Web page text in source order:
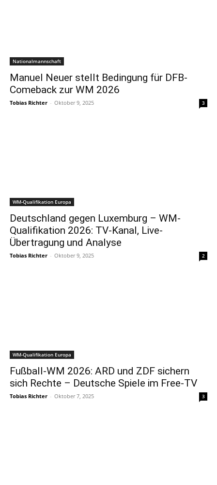
Nationalmannschaft
Manuel Neuer stellt Bedingung für DFB-
Comeback zur WM 2026
Tobias Richter - Oktober 9, 2025 3
WM-Qualifikation Europa
Deutschland gegen Luxemburg – WM-
Qualifikation 2026: TV-Kanal, Live-
Übertragung und Analyse
Tobias Richter - Oktober 9, 2025 2
WM-Qualifikation Europa
Fußball-WM 2026: ARD und ZDF sichern
sich Rechte – Deutsche Spiele im Free-TV
Tobias Richter - Oktober 7, 2025 3